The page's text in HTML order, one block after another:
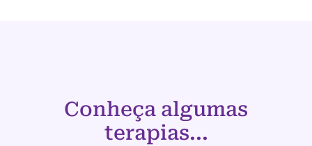
Conheça algumas
terapias...